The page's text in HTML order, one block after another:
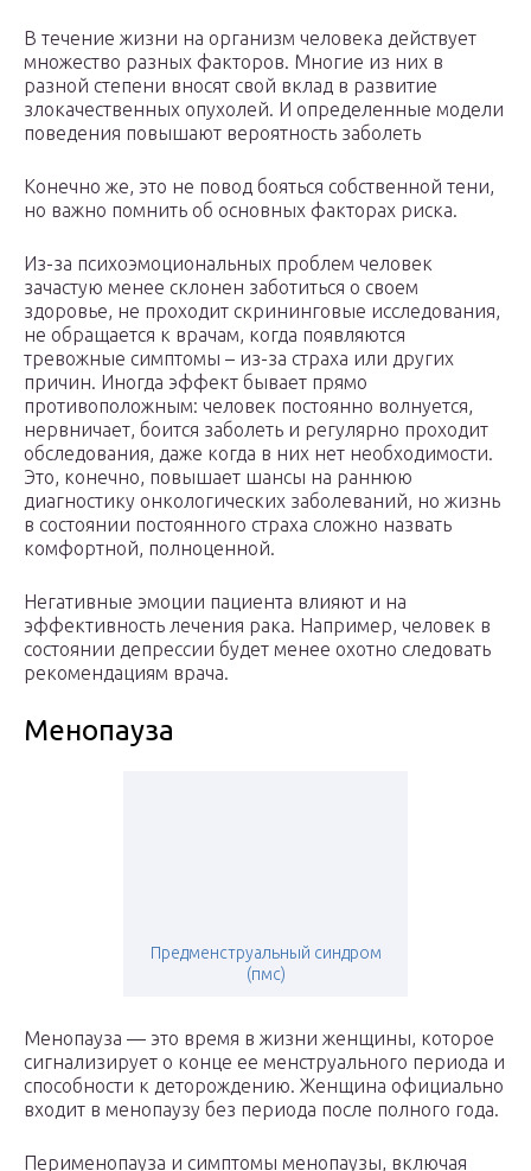
В течение жизни на организм человека действует
множество разных факторов. Многие из них в
разной степени вносят свой вклад в развитие
злокачественных опухолей. И определенные модели
поведения повышают вероятность заболеть
Конечно же, это не повод бояться собственной тени,
но важно помнить об основных факторах риска.
Из-за психоэмоциональных проблем человек
зачастую менее склонен заботиться о своем
здоровье, не проходит скрининговые исследования,
не обращается к врачам, когда появляются
тревожные симптомы – из-за страха или других
причин. Иногда эффект бывает прямо
противоположным: человек постоянно волнуется,
нервничает, боится заболеть и регулярно проходит
обследования, даже когда в них нет необходимости.
Это, конечно, повышает шансы на раннюю
диагностику онкологических заболеваний, но жизнь
в состоянии постоянного страха сложно назвать
комфортной, полноценной.
Негативные эмоции пациента влияют и на
эффективность лечения рака. Например, человек в
состоянии депрессии будет менее охотно следовать
рекомендациям врача.
Менопауза
Предменструальный синдром
(пмс)
Менопауза — это время в жизни женщины, которое
сигнализирует о конце ее менструального периода и
способности к деторождению. Женщина официально
входит в менопаузу без периода после полного года.
Перименопауза и симптомы менопаузы, включая